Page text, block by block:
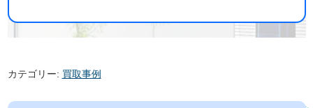
カテゴリー: 買取事例